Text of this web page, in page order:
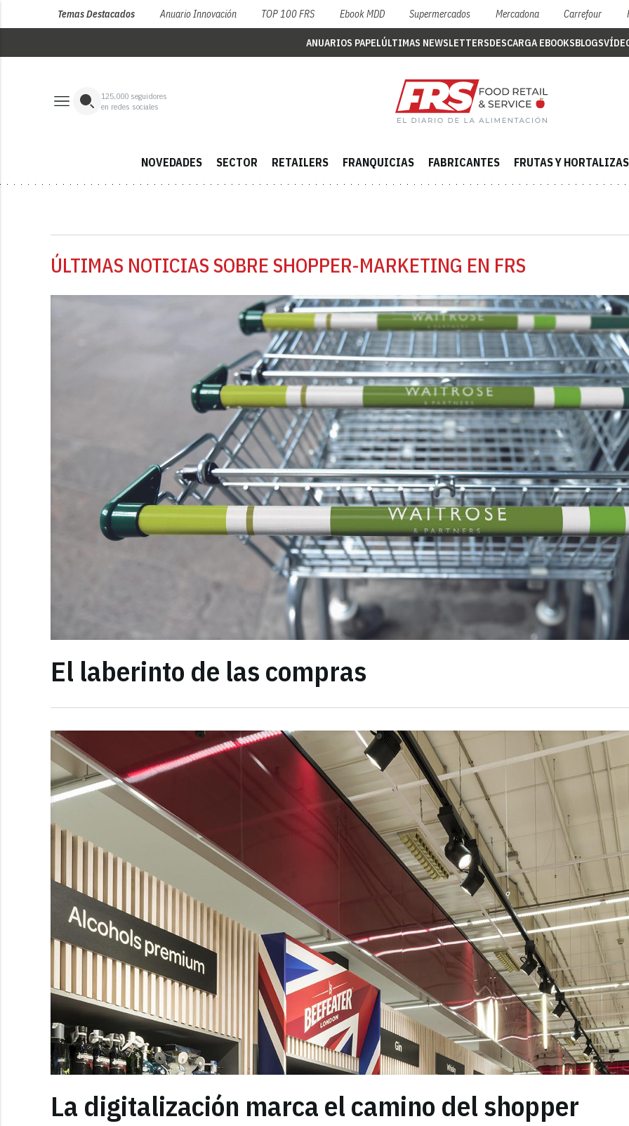
Temas Destacados Anuario Innovación TOP 100 FRS Ebook MDD Supermercados Mercadona Carrefour
ANUARIOS PAPELÚLTIMAS NEWSLETTERSDESCARGA EBOOKSBLOGS
125,000 seguidores
en redes sociales
NOVEDADES SECTOR RETAILERS FRANQUICIAS FABRICANTES FRUTAS Y HORTALIZAS
ÚLTIMAS NOTICIAS SOBRE SHOPPER-MARKETING EN FRS
El laberinto de las compras
La digitalización marca el camino del shopper